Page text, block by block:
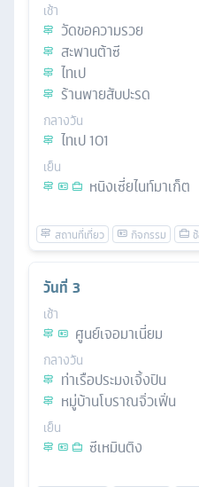
เช้า
วัดขอความรวย
สะพานต้าซี
ไทเป
ร้านพายสับปะรด
กลางวัน
ไทเป 101
เย็น
หนิงเซี่ยไนท์มาเก็ต
วันที่ 3
เช้า
ศูนย์เจอมาเนี่ยม
กลางวัน
ท่าเรือประมงเจิ้งปิน
หมู่บ้านโบราณจิ่วเฟิ่น
เย็น
ซีเหมินติง